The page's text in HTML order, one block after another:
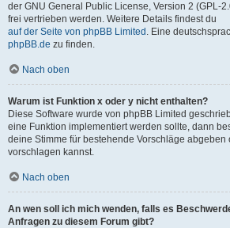
der GNU General Public License, Version 2 (GPL-
frei vertrieben werden. Weitere Details findest du
auf der Seite von phpBB Limited . Eine
phpBB.de zu finden.
Nach oben
Warum ist Funktion x oder y nicht enthalten?
Diese Software wurde von phpBB Limited
eine Funktion implementiert werden sollte, dann
deine Stimme für bestehende Vorschläge abgeben
vorschlagen kannst.
Nach oben
An wen soll ich mich wenden, falls es
Anfragen zu diesem Forum gibt?